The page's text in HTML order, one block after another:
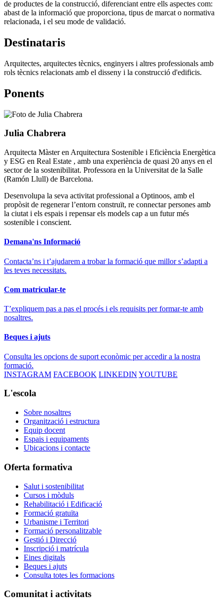
de productes de la construcció, diferenciant entre ells aspectes com:
abast de la informació que proporciona, tipus de marcat o normativa
relacionada, i el seu mode de validació.
Destinataris
Arquitectes, arquitectes tècnics, enginyers i altres professionals amb
rols tècnics relacionats amb el disseny i la construcció d'edificis.
Ponents
Julia Chabrera
Arquitecta Màster en Arquitectura Sostenible i Eficiència Energètica
y ESG en Real Estate , amb una experiència de quasi 20 anys en el
sector de la sostenibilitat. Professora en la Universitat de la Salle
(Ramón Llull) de Barcelona.
Desenvolupa la seva activitat professional a Optinoos, amb el
propòsit de regenerar l’entorn construït, re connectar persones amb
la ciutat i els espais i repensar els models cap a un futur més
sostenible i conscient.
Demana'ns Informació
Contacta’ns i t’ajudarem a trobar la formació que millor s’adapti a
les teves necessitats.
Com matricular-te
T’expliquem pas a pas el procés i els requisits per formar-te amb
nosaltres.
Beques i ajuts
Consulta les opcions de suport econòmic per accedir a la nostra
formació.
INSTAGRAM FACEBOOK LINKEDIN YOUTUBE
L'escola
Sobre nosaltres
Organització i estructura
Equip docent
Espais i equipaments
Ubicacions i contacte
Oferta formativa
Salut i sostenibilitat
Cursos i mòduls
Rehabilitació i Edificació
Formació gratuïta
Urbanisme i Territori
Formació personalitzable
Gestió i Direcció
Inscripció i matrícula
Eines digitals
Beques i ajuts
Consulta totes les formacions
Comunitat i activitats